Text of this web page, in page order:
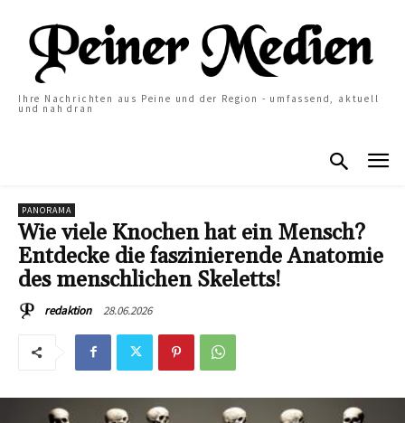
Ihre Nachrichten aus Peine und der Region - umfassend, aktuell
und nah dran
PANORAMA
Wie viele Knochen hat ein Mensch?
Entdecke die faszinierende Anatomie
des menschlichen Skeletts!
redaktion 28.06.2026